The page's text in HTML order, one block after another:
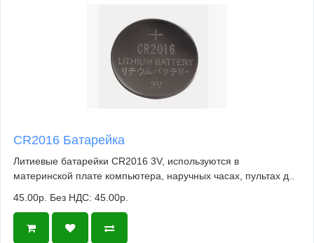
CR2016 Батарейка
Литиевые батарейки CR2016 3V, используются в
материнской плате компьютера, наручных часах, пультах д..
45.00р. Без НДС: 45.00р.